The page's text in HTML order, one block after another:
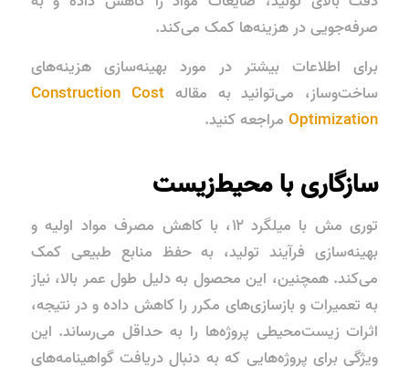
صرفه‌جویی در هزینه‌ها کمک می‌کند.
برای اطلاعات بیشتر در مورد بهینه‌سازی هزینه‌های
ساخت‌وساز، می‌توانید به مقاله Construction Cost
Optimizationمراجعه کنید.
سازگاری با محیط‌زیست
توری مش با میلگرد ۱۲، با کاهش مصرف مواد اولیه و
بهینه‌سازی فرآیند تولید، به حفظ منابع طبیعی کمک
می‌کند. همچنین، این محصول به دلیل طول عمر بالا، نیاز
به تعمیرات و بازسازی‌های مکرر را کاهش داده و در نتیجه،
اثرات زیست‌محیطی پروژه‌ها را به حداقل می‌رساند. این
ویژگی برای پروژه‌هایی که به دنبال دریافت گواهینامه‌های